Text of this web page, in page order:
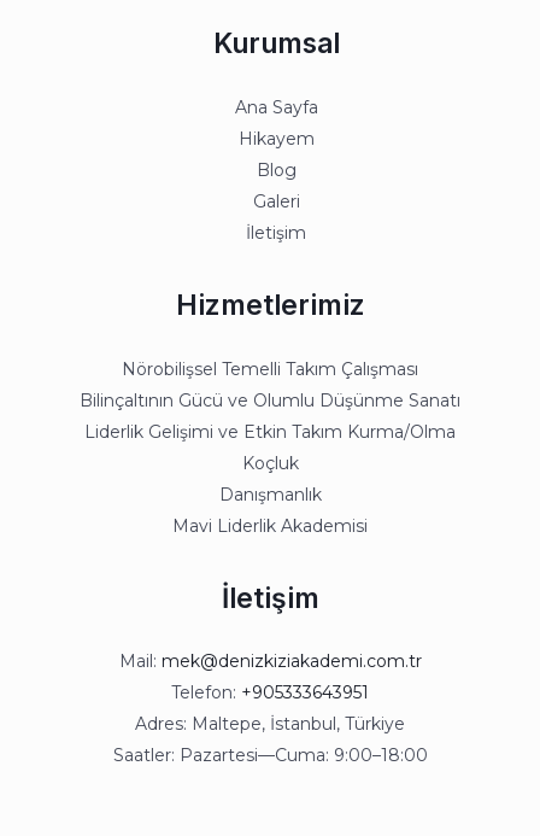
Kurumsal
Ana Sayfa
Hikayem
Blog
Galeri
İletişim
Hizmetlerimiz
Nörobilişsel Temelli Takım Çalışması
Bilinçaltının Gücü ve Olumlu Düşünme Sanatı
Liderlik Gelişimi ve Etkin Takım Kurma/Olma
Koçluk
Danışmanlık
Mavi Liderlik Akademisi
İletişim
Mail: mek@denizkiziakademi.com.tr
Telefon: +905333643951
Adres: Maltepe, İstanbul, Türkiye
Saatler: Pazartesi—Cuma: 9:00–18:00